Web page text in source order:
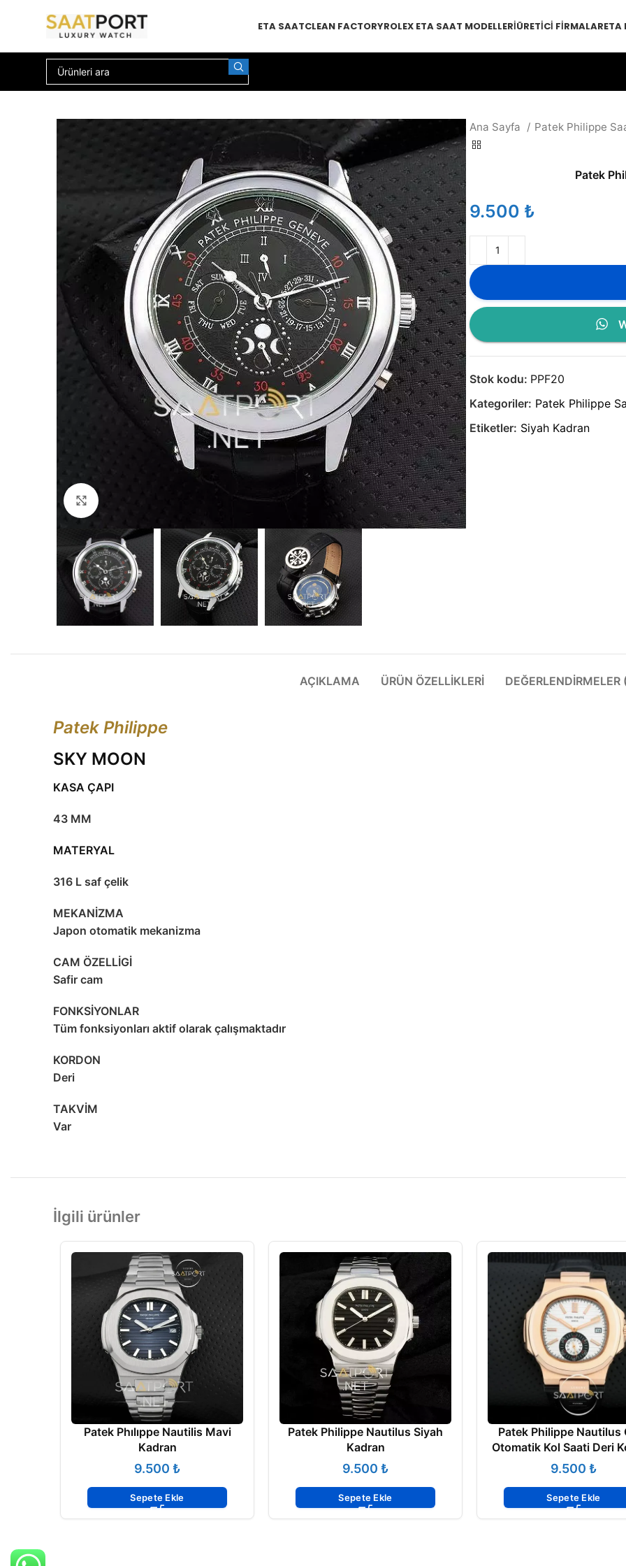
ETA SAATCLEAN FACTORYROLEX ETA SAAT MODELLERIÜRETICI FIRMALARETA
Ana Sayfa Patek Philippe
Patek
₺
Stok kodu: PPF20
Kategoriler: Patek Philippe
Etiketler: Siyah Kadran
AÇIKLAMA ÜRÜN ÖZELLIKLERI DEĞERLENDIRMELER
Patek Philippe
SKY MOON
KASA ÇAPI
43 MM
MATERYAL
316 L saf çelik
MEKANİZMA
Japon otomatik mekanizma
CAM ÖZELLİGİ
Safir cam
FONKSİYONLAR
Tüm fonksiyonları aktif olarak çalışmaktadır
KORDON
Deri
TAKVİM
Var
İlgili ürünler
Patek Phılıppe Nautilis Mavi
Kadran
₺
Sepete Ekle
Patek Philippe Nautilus Siyah
Kadran
₺
Sepete Ekle
Patek Philippe Nautilus
Otomatik Kol Saati Deri
₺
Sepete Ekle